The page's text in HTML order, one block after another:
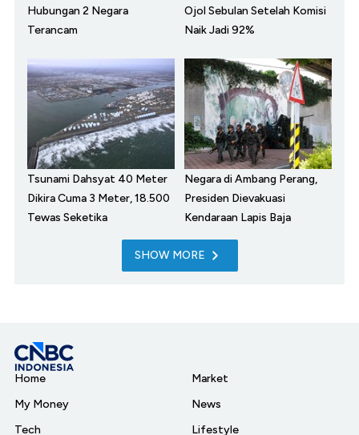
Hubungan 2 Negara
Terancam
Ojol Sebulan Setelah Komisi
Naik Jadi 92%
Tsunami Dahsyat 40 Meter
Dikira Cuma 3 Meter, 18.500
Tewas Seketika
Negara di Ambang Perang,
Presiden Dievakuasi
Kendaraan Lapis Baja
SHOW MORE
Home
My Money
Tech
Market
News
Lifestyle